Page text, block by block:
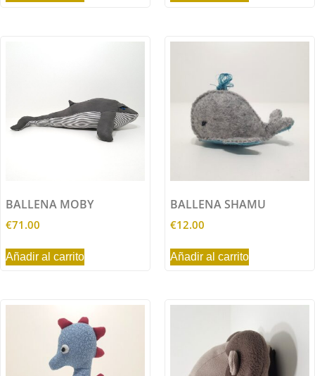
BALLENA MOBY
€71.00
Añadir al carrito
BALLENA SHAMU
€12.00
Añadir al carrito